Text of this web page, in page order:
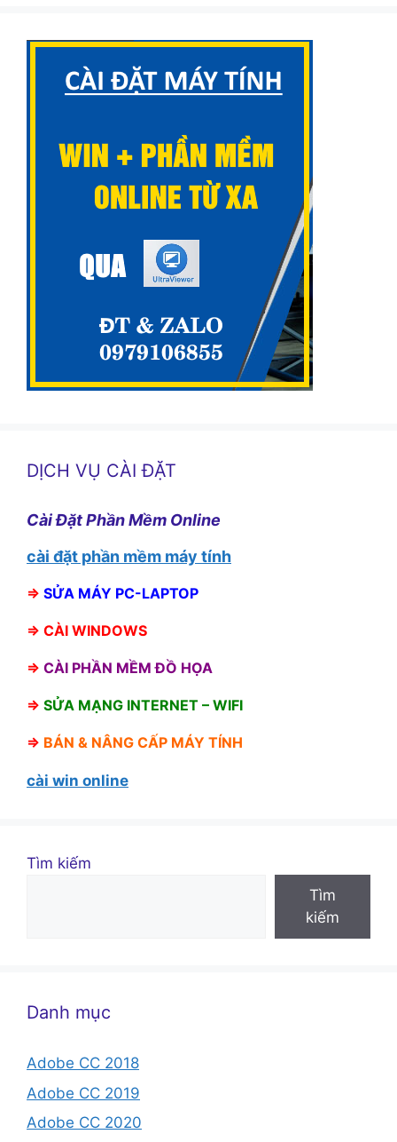
DỊCH VỤ CÀI ĐẶT
Cài Đặt Phần Mềm Online
cài đặt phần mềm máy tính
⇒ SỬA MÁY PC-LAPTOP
⇒ CÀI WINDOWS
⇒ CÀI PHẦN MỀM ĐỒ HỌA
⇒ SỬA MẠNG INTERNET – WIFI
⇒ BÁN & NÂNG CẤP MÁY TÍNH
cài win online
Tìm kiếm
Tìm
kiếm
Danh mục
Adobe CC 2018
Adobe CC 2019
Adobe CC 2020